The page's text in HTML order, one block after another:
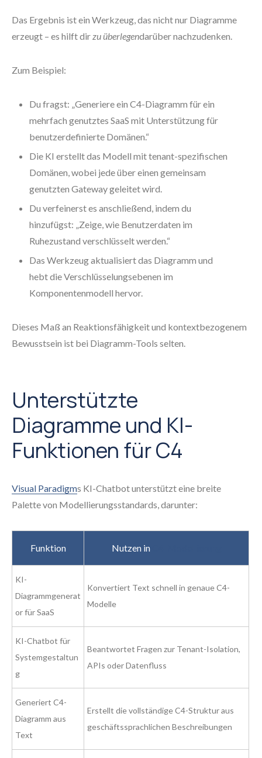
Das Ergebnis ist ein Werkzeug, das nicht nur Diagramme
erzeugt – es hilft dirzu überlegendarüber nachzudenken.
Zum Beispiel:
Du fragst: „Generiere ein C4-Diagramm für ein
mehrfach genutztes SaaS mit Unterstützung für
benutzerdefinierte Domänen.“
Die KI erstellt das Modell mit tenant-spezifischen
Domänen, wobei jede über einen gemeinsam
genutzten Gateway geleitet wird.
Du verfeinerst es anschließend, indem du
hinzufügst: „Zeige, wie Benutzerdaten im
Ruhezustand verschlüsselt werden.“
Das Werkzeug aktualisiert das Diagramm und
hebt die Verschlüsselungsebenen im
Komponentenmodell hervor.
Dieses Maß an Reaktionsfähigkeit und kontextbezogenem
Bewusstsein ist bei Diagramm-Tools selten.
Unterstützte
Diagramme und KI-
Funktionen für C4
Visual Paradigms KI-Chatbot unterstützt eine breite
Palette von Modellierungsstandards, darunter:
Funktion Nutzen in
KI-
Diagrammgenerat
or für SaaS
Konvertiert Text schnell in genaue C4-
Modelle
KI-Chatbot für
Systemgestaltun
g
Beantwortet Fragen zur Tenant-Isolation,
APIs oder Datenfluss
Generiert C4-
Diagramm aus
Text
Erstellt die vollständige C4-Struktur aus
geschäftssprachlichen Beschreibungen